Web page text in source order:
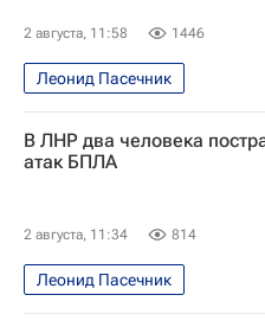
2 августа, 11:58 1446
Леонид Пасечник
Специальная военная
Луганская Народная
В ЛНР два человека
атак БПЛА
2 августа, 11:34 814
Леонид Пасечник
Специальная военная